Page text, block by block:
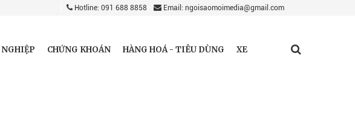
Hotline: 091 688 8858 Email: ngoisaomoimedia@gmail.com
CHỨNG KHOÁN HÀNG HOÁ - TIÊU DÙNG XE